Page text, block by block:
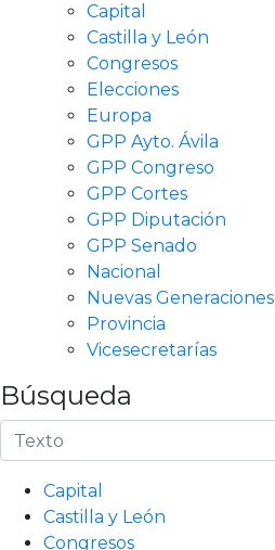
Capital
Castilla y León
Congresos
Elecciones
Europa
GPP Ayto. Ávila
GPP Congreso
GPP Cortes
GPP Diputación
GPP Senado
Nacional
Nuevas Generaciones
Provincia
Vicesecretarías
Búsqueda
Capital
Castilla y León
Congresos